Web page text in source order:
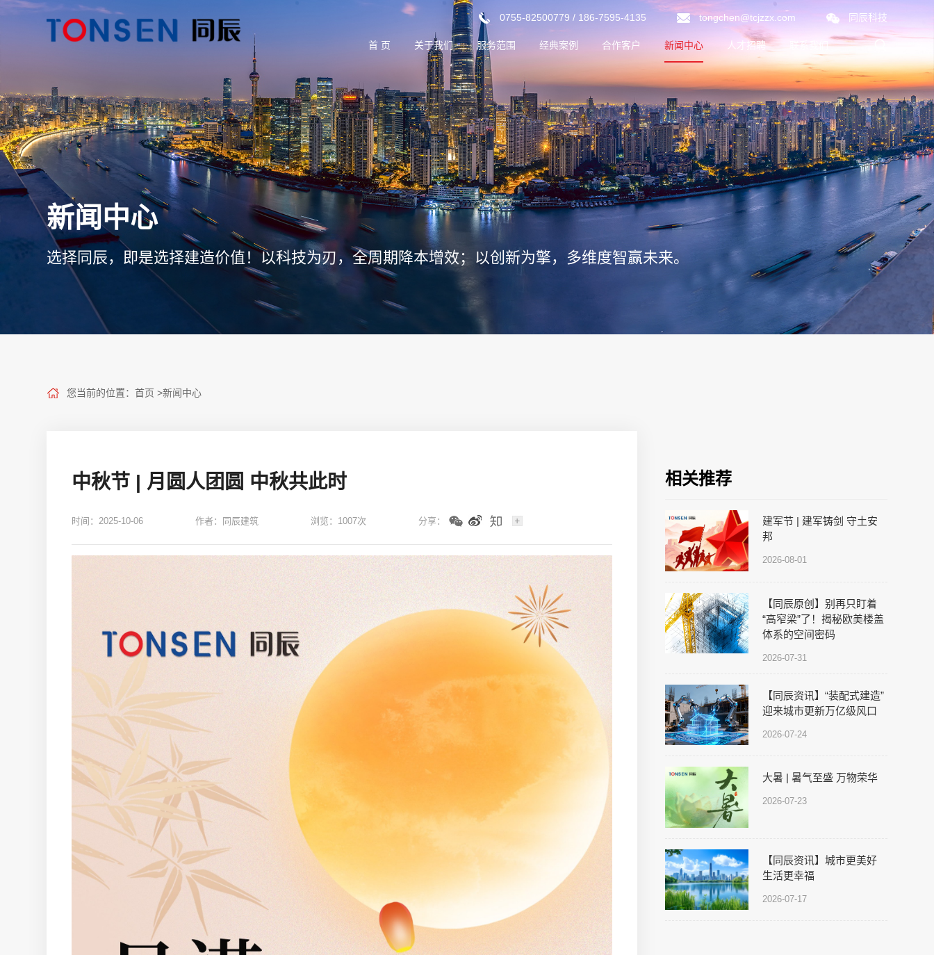
0755-82500779 / 186-7595-4135 tongchen@tcjzzx.com 同辰科技
首 页 关于我们
企业介绍
核心优势
企业文化
组织架构
服务范围
设计顾问
成本优化
建设管理
信息技术
双碳咨询
辰智汇讯
经典案例
厂房产业园
超高层
仓储物流
商业MALL
学校/医院
改造/城市更新
合作客户 新闻中心
同辰新闻
行业动态
人才招聘 联系我们
新闻中心
选择同辰，即是选择建造价值！以科技为刃，全周期降本增效；以创新为擎，多维度智赢未来。
您当前的位置：首页 >新闻中心
中秋节 | 月圆人团圆 中秋共此时
时间：2025-10-06 作者：同辰建筑 浏览：1007次 分享：
相关推荐
建军节 | 建军铸剑 守土安
邦
2026-08-01
【同辰原创】别再只盯着
“高窄梁”了！揭秘欧美楼盖
体系的空间密码
2026-07-31
【同辰资讯】“装配式建造”
迎来城市更新万亿级风口
2026-07-24
大暑 | 暑气至盛 万物荣华
2026-07-23
【同辰资讯】城市更美好
生活更幸福
2026-07-17